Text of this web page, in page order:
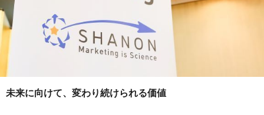
未来に向けて、変わり続けられる価値